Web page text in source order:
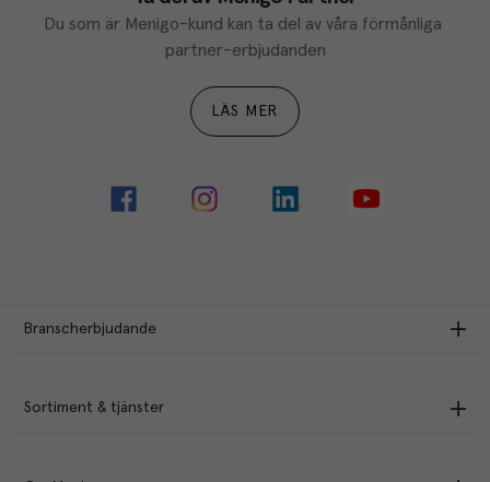
Du som är Menigo-kund kan ta del av våra förmånliga
partner-erbjudanden
LÄS MER
Branscherbjudande
Sortiment & tjänster